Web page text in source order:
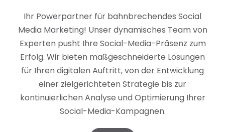
Ihr Powerpartner für bahnbrechendes Social
Media Marketing! Unser dynamisches Team von
Experten pusht Ihre Social-Media-Präsenz zum
Erfolg. Wir bieten maßgeschneiderte Lösungen
für Ihren digitalen Auftritt, von der Entwicklung
einer zielgerichteten Strategie bis zur
kontinuierlichen Analyse und Optimierung Ihrer
Social-Media-Kampagnen.